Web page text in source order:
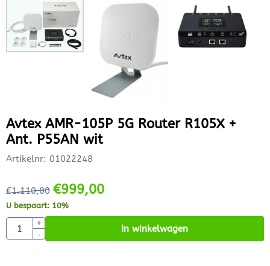
Avtex AMR-105P 5G Router R105X +
Ant. P55AN wit
Artikelnr: 01022248
€1.110,00 €999,00
U bespaart: 10%
Aantal
+
-
In winkelwagen